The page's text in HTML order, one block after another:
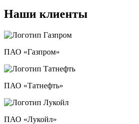
Наши клиенты
ПАО «Газпром»
ПАО «Татнефть»
ПАО «Лукойл»